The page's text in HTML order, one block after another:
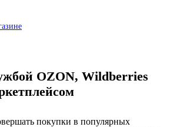
OZON, Wildberries
покупки в популярных